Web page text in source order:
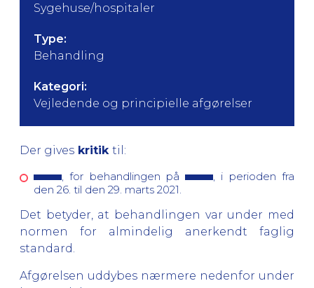
Sygehuse/hospitaler
Type:
Behandling
Kategori:
Vejledende og principielle afgørelser
Der gives kritik til:
, for behandlingen på
, i perioden fra
den 26. til den 29. marts 2021.
Det betyder, at behandlingen var under med
normen for almindelig anerkendt faglig
standard.
Afgørelsen uddybes nærmere nedenfor under